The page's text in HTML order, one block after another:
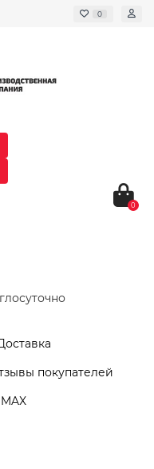
0
0
покупателей